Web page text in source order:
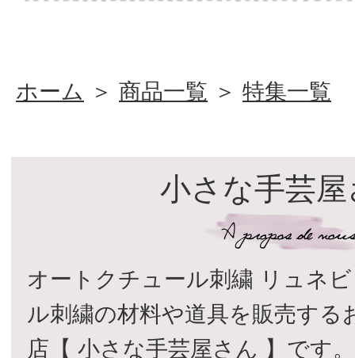
ホーム ＞ 商品一覧 ＞ 特集一覧
小さな手芸
オートクチュール刺繍 リュネビ
ル刺繍の材料や道具を販売する
店【 小さな手芸屋さん 】です。